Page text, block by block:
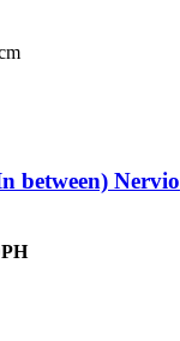
between) Nervio